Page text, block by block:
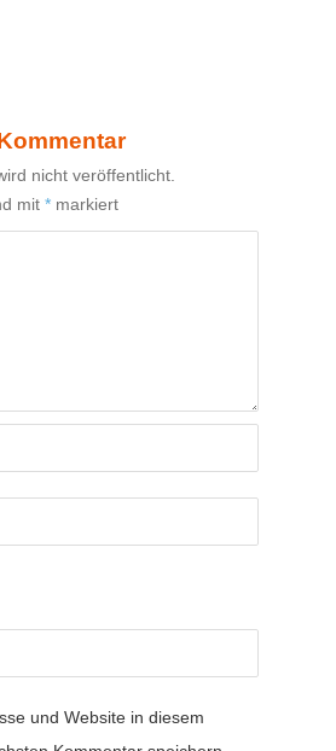
nicht veröffentlicht.
mit * markiert
und Website in diesem